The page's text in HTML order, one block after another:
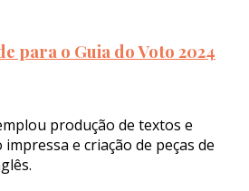
para o Guia do Voto 2024
produção de textos e
e criação de peças de